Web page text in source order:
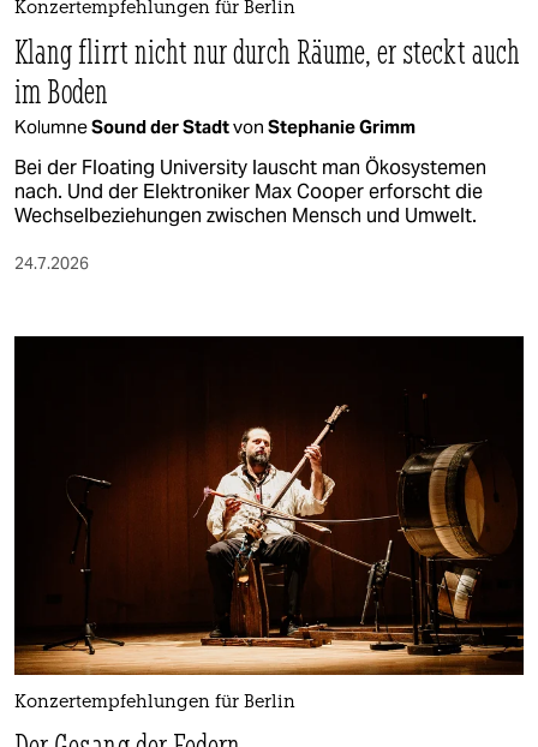
Konzertempfehlungen für Berlin
Klang flirrt nicht nur durch Räume, er steckt auch
im Boden
KolumneSound der Stadtvon Stephanie Grimm
Bei der Floating University lauscht man Ökosystemen
nach. Und der Elektroniker Max Cooper erforscht die
Wechselbeziehungen zwischen Mensch und Umwelt.
24.7.2026
Konzertempfehlungen für Berlin